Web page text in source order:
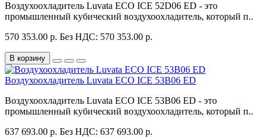
Воздухоохладитель Luvata ECO ICE 52D06 ED - это
промышленный кубический воздухоохладитель, который п..
570 353.00 р. Без НДС: 570 353.00 р.
В корзину
Воздухоохладитель Luvata ECO ICE 53B06 ED
Воздухоохладитель Luvata ECO ICE 53B06 ED - это
промышленный кубический воздухоохладитель, который п..
637 693.00 р. Без НДС: 637 693.00 р.